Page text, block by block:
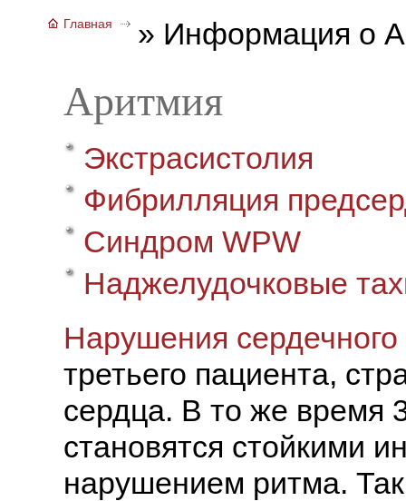
Главная » Информация о
Аритмия
Экстрасистолия
Фибрилляция
Синдром WPW
Наджелудочковые
Нарушения
третьего пациента,
сердца. В то же время
становятся стойкими
нарушением ритма.